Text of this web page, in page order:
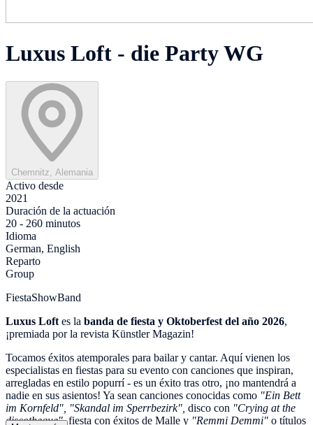
Luxus Loft - die Party WG
Chemnitz, Alemania
Activo desde
2021
Duración de la actuación
20 - 260 minutos
Idioma
German, English
Reparto
Group
FiestaShowBand
Luxus Loft es la banda de fiesta y Oktoberfest del año 2026,
¡premiada por la revista Künstler Magazin!
Tocamos éxitos atemporales para bailar y cantar. Aquí vienen los
especialistas en fiestas para su evento con canciones que inspiran,
arregladas en estilo popurrí - es un éxito tras otro, ¡no mantendrá a
nadie en sus asientos! Ya sean canciones conocidas como "Ein Bett
im Kornfeld", "Skandal im Sperrbezirk", disco con "Crying at the
discotheque",fiesta con éxitos de Malle y "Remmi Demmi" o títulos